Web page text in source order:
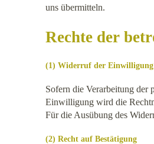
uns übermitteln.
Rechte der
(1) Widerruf der Einwilligung
Sofern die Verarbeitung der
Einwilligung wird die
Für die Ausübung des
(2) Recht auf Bestätigung